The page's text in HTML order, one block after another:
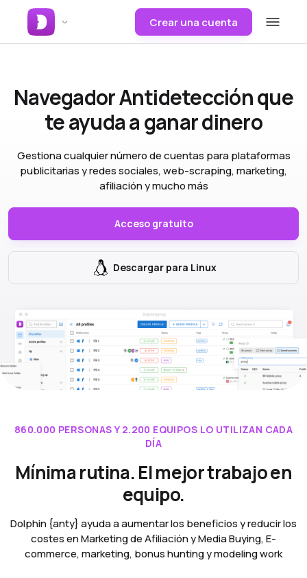
Crear una cuenta
Navegador Antidetecciónque
te ayuda a ganar dinero
Gestiona cualquier número de cuentas para plataformas
publicitarias y redes sociales, web-scraping, marketing,
afiliación y mucho más
Acceso gratuito
Descargar para Linux
860.000 PERSONAS Y 2.200 EQUIPOS LO UTILIZAN CADA
DÍA
Mínima rutina. El mejor trabajo en
equipo.
Dolphin {anty} ayuda a aumentar los beneficios y reducir los
costes en Marketing de Afiliación y Media Buying, E-
commerce, marketing, bonus hunting y modeling work